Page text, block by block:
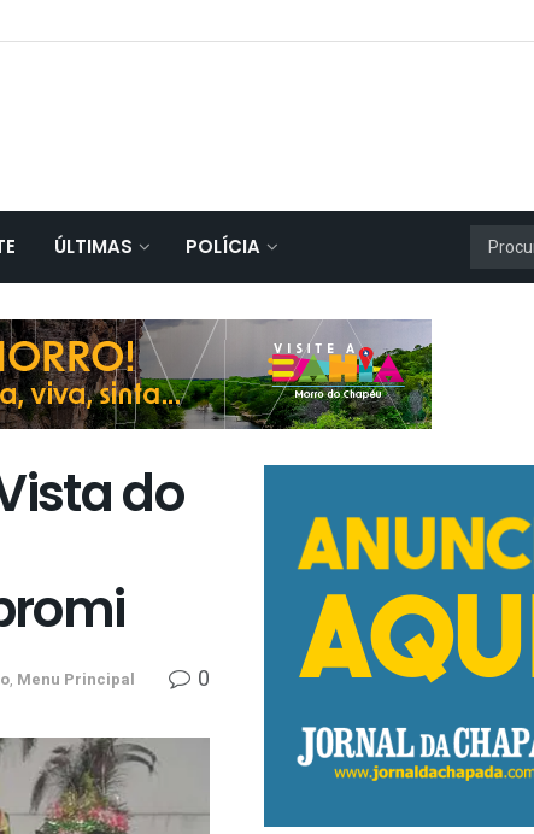
ÚLTIMAS POLÍCIA
do
, Menu Principal 0